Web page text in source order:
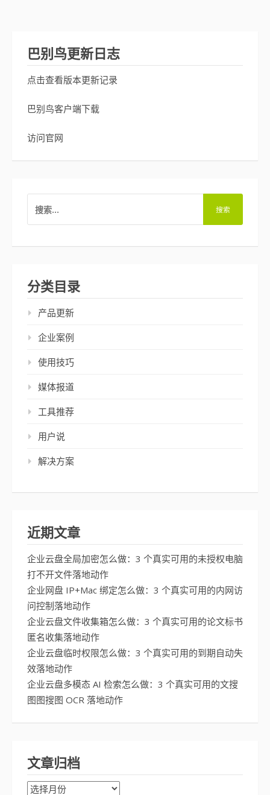
巴别鸟更新日志
点击查看版本更新记录
巴别鸟客户端下载
访问官网
索：
分类目录
产品更新
企业案例
使用技巧
媒体报道
工具推荐
用户说
解决方案
近期文章
企业云盘全局加密怎么做：3 个真实可用的未授权电脑
打不开文件落地动作
企业网盘 IP+Mac 绑定怎么做：3 个真实可用的内网访
问控制落地动作
企业云盘文件收集箱怎么做：3 个真实可用的论文标书
匿名收集落地动作
企业云盘临时权限怎么做：3 个真实可用的到期自动失
效落地动作
企业云盘多模态 AI 检索怎么做：3 个真实可用的文搜
图图搜图 OCR 落地动作
文章归档
文